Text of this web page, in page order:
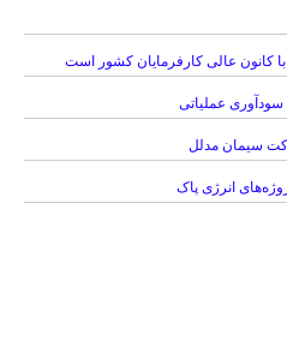
کانون عالی کارفرمایان کشور است
عملیاتی
انرژی پاک